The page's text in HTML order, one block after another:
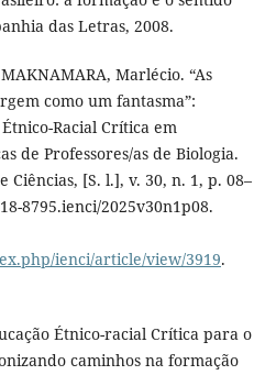
das Letras, 2008.
Marlécio. “As
como um fantasma”:
Racial Crítica em
de Professores/as de Biologia.
Ciências, [S. l.], v. 30, n. 1, p. 08–
8795.ienci/2025v30n1p08.
ienci/article/view/3919.
Étnico-racial Crítica para o
caminhos na formação